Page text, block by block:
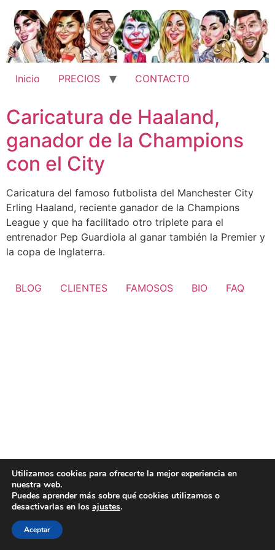
contenido
Inicio PRECIOS CONTACTO
Caricatura de Haaland,
ganador de la Champions
con el City
Caricatura del famoso futbolista del Manchester City
Erling Haaland, reciente ganador de la Champions
League y que ha facilitado otro triplete para el
entrenador Pep Guardiola al ganar también la Premier y
la copa de Inglaterra.
BLOG CLIENTES FAMOSOS BIO FAQ
Utilizamos cookies para ofrecerte la mejor experiencia en
nuestra web.
Puedes aprender más sobre qué cookies utilizamos o
desactivarlas en los ajustes.
Aceptar